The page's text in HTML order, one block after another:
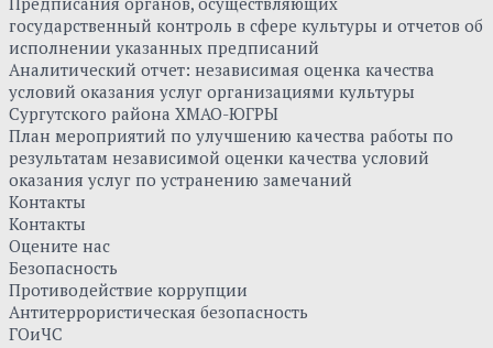
государственный контроль в сфере культуры и отчетов об
исполнении указанных предписаний
Аналитический отчет: независимая оценка качества
условий оказания услуг организациями культуры
Сургутского района ХМАО-ЮГРЫ
План мероприятий по улучшению качества работы по
результатам независимой оценки качества условий
оказания услуг по устранению замечаний
Контакты
Контакты
Оцените нас
Безопасность
Противодействие коррупции
Антитеррористическая безопасность
ГОиЧС